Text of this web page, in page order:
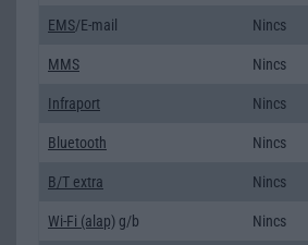
EMS/E-mail Nincs
MMS Nincs
Infraport Nincs
Bluetooth Nincs
B/T extra Nincs
Wi-Fi (alap) g/b Nincs